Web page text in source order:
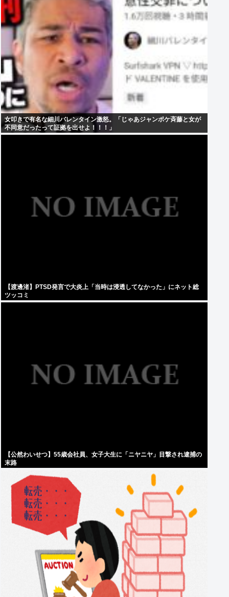
女叩きで有名な細川バレンタイン激怒。「じゃあジャンポケ斉藤と女が
不同意だったって証拠を出せよ！！！」
【渡邊渚】PTSD発言で大炎上「当時は浸透してなかった」にネット総
ツッコミ
【公然わいせつ】55歳会社員、女子大生に「ニヤニヤ」目撃され逮捕の
末路